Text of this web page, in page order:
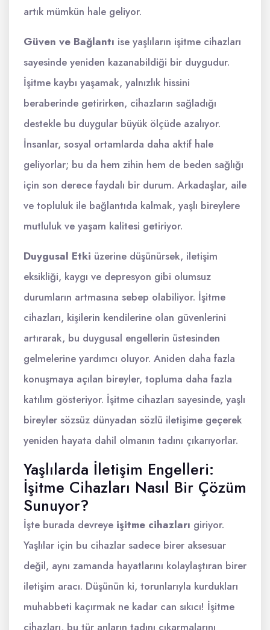
artık mümkün hale geliyor.
Güven ve Bağlantı ise yaşlıların işitme cihazları
sayesinde yeniden kazanabildiği bir duygudur.
İşitme kaybı yaşamak, yalnızlık hissini
beraberinde getirirken, cihazların sağladığı
destekle bu duygular büyük ölçüde azalıyor.
İnsanlar, sosyal ortamlarda daha aktif hale
geliyorlar; bu da hem zihin hem de beden sağlığı
için son derece faydalı bir durum. Arkadaşlar, aile
ve topluluk ile bağlantıda kalmak, yaşlı bireylere
mutluluk ve yaşam kalitesi getiriyor.
Duygusal Etki üzerine düşünürsek, iletişim
eksikliği, kaygı ve depresyon gibi olumsuz
durumların artmasına sebep olabiliyor. İşitme
cihazları, kişilerin kendilerine olan güvenlerini
artırarak, bu duygusal engellerin üstesinden
gelmelerine yardımcı oluyor. Aniden daha fazla
konuşmaya açılan bireyler, topluma daha fazla
katılım gösteriyor. İşitme cihazları sayesinde, yaşlı
bireyler sözsüz dünyadan sözlü iletişime geçerek
yeniden hayata dahil olmanın tadını çıkarıyorlar.
Yaşlılarda İletişim Engelleri:
İşitme Cihazları Nasıl Bir Çözüm
Sunuyor?
İşte burada devreye işitme cihazları giriyor.
Yaşlılar için bu cihazlar sadece birer aksesuar
değil, aynı zamanda hayatlarını kolaylaştıran birer
iletişim aracı. Düşünün ki, torunlarıyla kurdukları
muhabbeti kaçırmak ne kadar can sıkıcı! İşitme
cihazları, bu tür anların tadını çıkarmalarını